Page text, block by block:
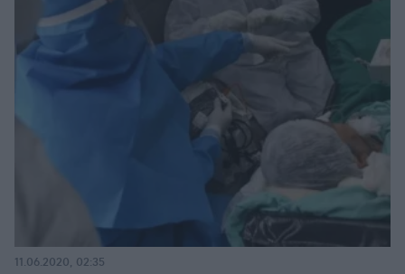
11.06.2020, 02:35